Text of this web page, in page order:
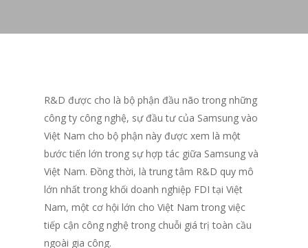
R&D được cho là bộ phận đầu não trong những
công ty công nghệ, sự đầu tư của Samsung vào
Việt Nam cho bộ phận này được xem là một
bước tiến lớn trong sự hợp tác giữa Samsung và
Việt Nam. Đồng thời, là trung tâm R&D quy mô
lớn nhất trong khối doanh nghiệp FDI tại Việt
Nam, một cơ hội lớn cho Việt Nam trong việc
tiếp cận công nghệ trong chuỗi giá trị toàn cầu
ngoài gia công.